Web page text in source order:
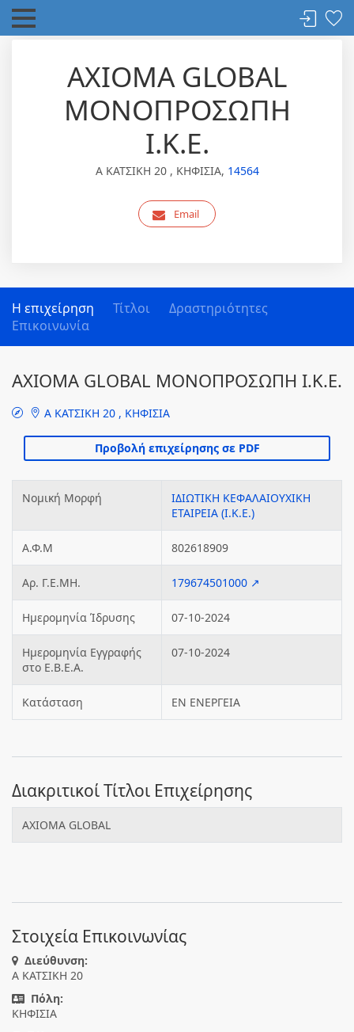
AXIOMA GLOBAL
ΜΟΝΟΠΡΟΣΩΠΗ
Ι.Κ.Ε.
Α ΚΑΤΣΙΚΗ 20 , ΚΗΦΙΣΙΑ, 14564
Email
Η επιχείρηση Τίτλοι
Δραστηριότητες
Επικοινωνία
AXIOMA GLOBAL ΜΟΝΟΠΡΟΣΩΠΗ Ι.Κ.Ε.
Α ΚΑΤΣΙΚΗ 20 , ΚΗΦΙΣΙΑ
Νομική Μορφή
ΙΔΙΩΤΙΚΗ ΚΕΦΑΛΑΙΟΥΧΙΚΗ
ΕΤΑΙΡΕΙΑ (Ι.Κ.Ε.)
Α.Φ.Μ 802618909
Αρ. Γ.Ε.ΜΗ. 179674501000 ↗
Ημερομηνία Ίδρυσης 07-10-2024
Ημερομηνία Εγγραφής
στο Ε.Β.Ε.Α.
07-10-2024
Κατάσταση ΕΝ ΕΝΕΡΓΕΙΑ
Διακριτικοί Τίτλοι Επιχείρησης
AXIOMA GLOBAL
Στοιχεία Επικοινωνίας
Διεύθυνση:
Α ΚΑΤΣΙΚΗ 20
Πόλη:
ΚΗΦΙΣΙΑ